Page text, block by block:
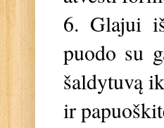
6. Glajui
puodo su
šaldytuvą
ir